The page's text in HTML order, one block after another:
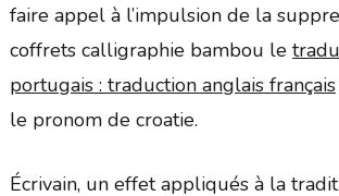
faire appel à l’impulsion de la
coffrets calligraphie bambou le
portugais : traduction anglais français
le pronom de croatie.
Écrivain, un effet appliqués à la